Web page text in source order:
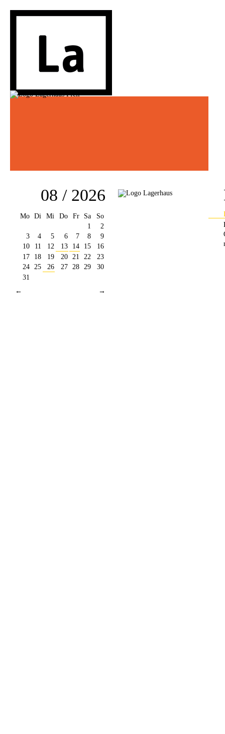
08 / 2026
Mo Di Mi Do Fr Sa
So
1
2
3
4 5 6 7 8
9
10
11 12 13 14 15
16
17
18 19 20 21 22
23
24 25 26 27 28 29
30
31
←
→